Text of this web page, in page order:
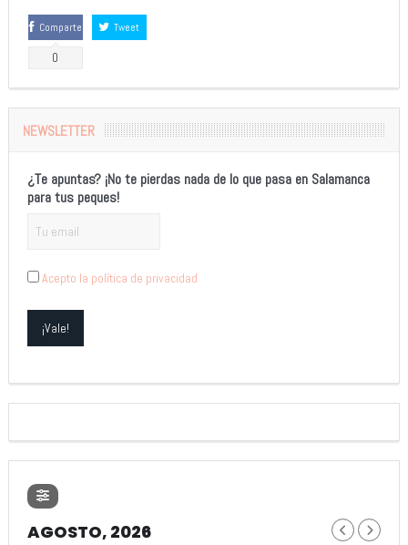
Comparte
0
Tweet
NEWSLETTER
¿Te apuntas? ¡No te pierdas nada de lo que pasa en Salamanca
para tus peques!
Acepto la política de privacidad
AGOSTO, 2026